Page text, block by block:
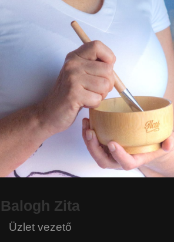
Balogh Zita
Üzlet vezető